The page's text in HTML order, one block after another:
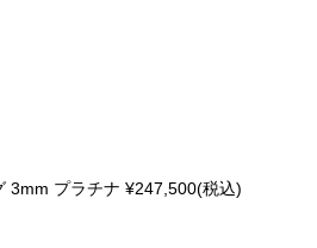
3mm プラチナ ¥247,500(税込)